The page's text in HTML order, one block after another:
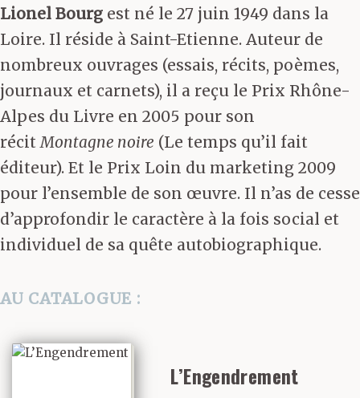
Lionel Bourg est né le 27 juin 1949 dans la
Loire. Il réside à Saint-Etienne. Auteur de
nombreux ouvrages (essais, récits, poèmes,
journaux et carnets), il a reçu le Prix Rhône-
Alpes du Livre en 2005 pour son
récitMontagne noire (Le temps qu’il fait
éditeur). Et le Prix Loin du marketing 2009
pour l’ensemble de son œuvre. Il n’as de cesse
d’approfondir le caractère à la fois social et
individuel de sa quête autobiographique.
AU CATALOGUE :
L’Engendrement